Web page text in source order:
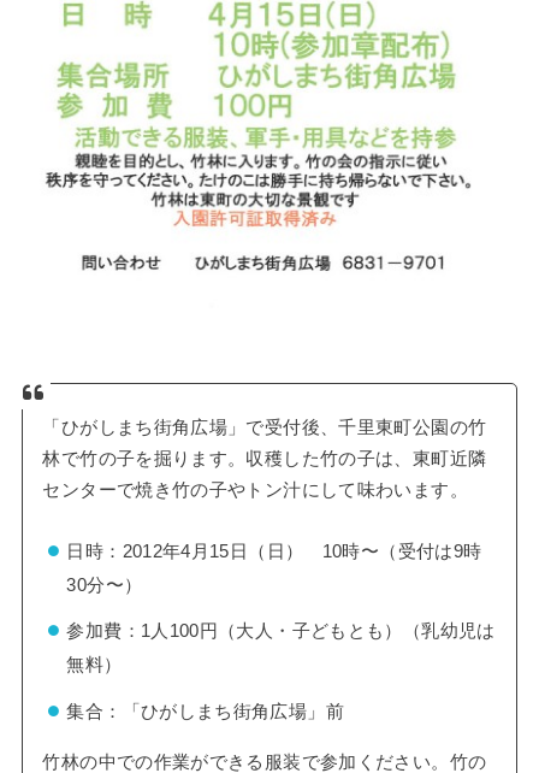
「ひがしまち街角広場」で受付後、千里東町公園の竹
林で竹の子を掘ります。収穫した竹の子は、東町近隣
センターで焼き竹の子やトン汁にして味わいます。
日時：2012年4月15日（日） 10時〜（受付は9時
30分〜）
参加費：1人100円（大人・子どもとも）（乳幼児は
無料）
集合：「ひがしまち街角広場」前
竹林の中での作業ができる服装で参加ください。竹の